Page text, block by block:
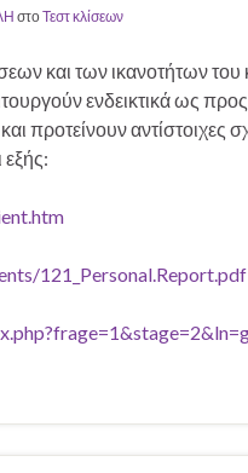
στοΤεστ κλίσεων
και των ικανοτήτων
ενδεικτικά ως
προτείνουν αντίστοιχες
εξής:
121_Personal.Report.pdf